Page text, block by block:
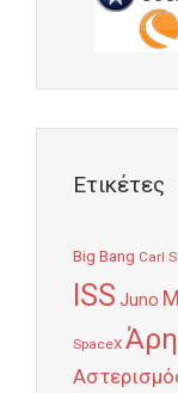
Ετικέτες
Big Bang Carl
ISS Juno
SpaceX